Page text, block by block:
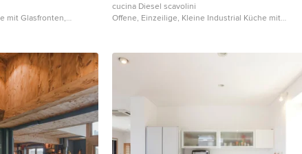
mit Glasfronten,
cucina Diesel scavolini
Offene, Einzeilige, Kleine Industrial Küche mit
Küchenrückwand in Schwarz, schwarzen
Elektrogeräten, hellem Holzboden, Kücheninsel,
braunem Boden und schwarzer Arbeitsplatte in Rom